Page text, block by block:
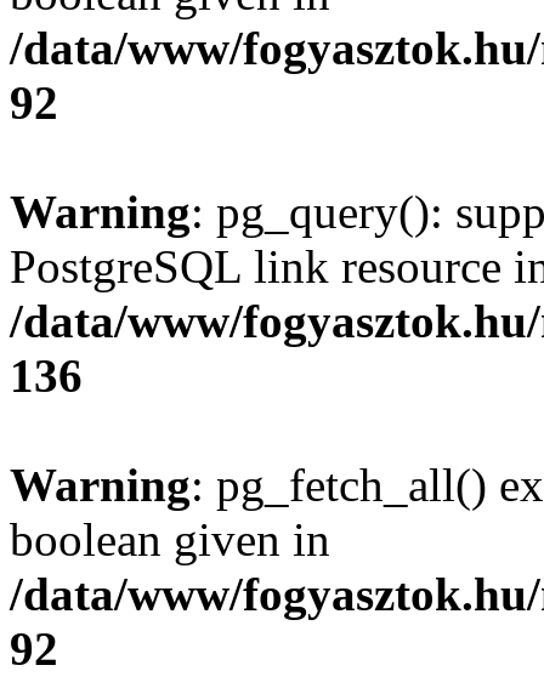
/data/www/
92
Warning: pg_query():
PostgreSQL link resource
/data/www/
136
Warning: pg_fetch_all()
boolean given in
/data/www/
92